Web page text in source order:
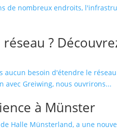
de nombreux endroits,
?
besoin d'étendre le
avec Greiwing, nous ouvrirons...
à Münster
Halle Münsterland, a une